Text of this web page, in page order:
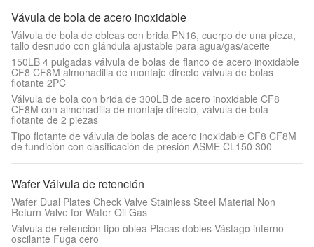
Vávula de bola de acero inoxidable
Válvula de bola de obleas con brida PN16, cuerpo de una pieza,
tallo desnudo con glándula ajustable para agua/gas/aceite
150LB 4 pulgadas válvula de bolas de flanco de acero inoxidable
CF8 CF8M almohadilla de montaje directo válvula de bolas
flotante 2PC
Válvula de bola con brida de 300LB de acero inoxidable CF8
CF8M con almohadilla de montaje directo, válvula de bola
flotante de 2 piezas
Tipo flotante de válvula de bolas de acero inoxidable CF8 CF8M
de fundición con clasificación de presión ASME CL150 300
Wafer Válvula de retención
Wafer Dual Plates Check Valve Stainless Steel Material Non
Return Valve for Water Oil Gas
Válvula de retención tipo oblea Placas dobles Vástago interno
oscilante Fuga cero